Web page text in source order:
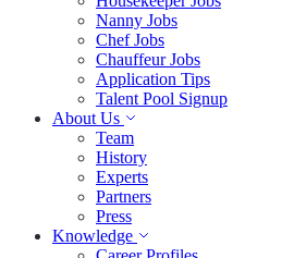
Nanny Jobs
Chef Jobs
Chauffeur Jobs
Application Tips
Talent Pool Signup
About Us
Team
History
Experts
Partners
Press
Knowledge